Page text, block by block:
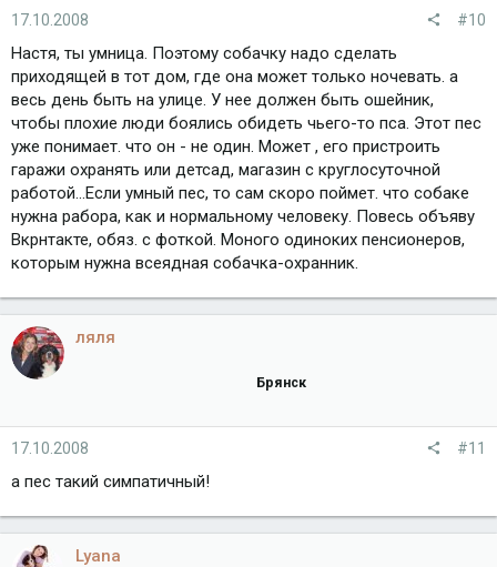
17.10.2008 #10
Настя, ты умница. Поэтому собачку надо сделать
приходящей в тот дом, где она может только ночевать. а
весь день быть на улице. У нее должен быть ошейник,
чтобы плохие люди боялись обидеть чьего-то пса. Этот пес
уже понимает. что он - не один. Может , его пристроить
гаражи охранять или детсад, магазин с круглосуточной
работой...Если умный пес, то сам скоро поймет. что собаке
нужна рабора, как и нормальному человеку. Повесь объяву
Вкрнтакте, обяз. с фоткой. Моного одиноких пенсионеров,
которым нужна всеядная собачка-охранник.
ляля
Брянск
17.10.2008 #11
а пес такий симпатичный!
Lyana